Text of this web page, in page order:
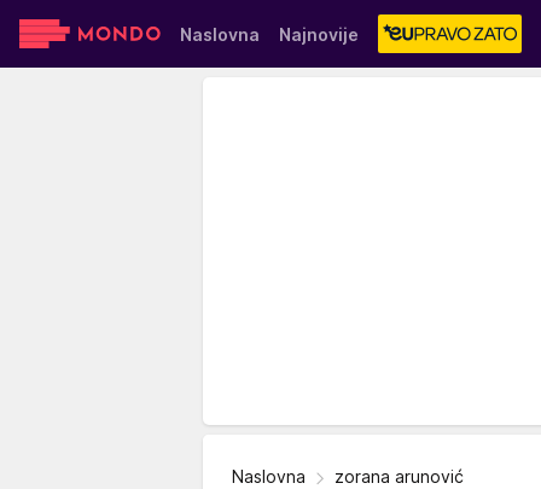
Naslovna Najnovije
Naslovna zorana arunović